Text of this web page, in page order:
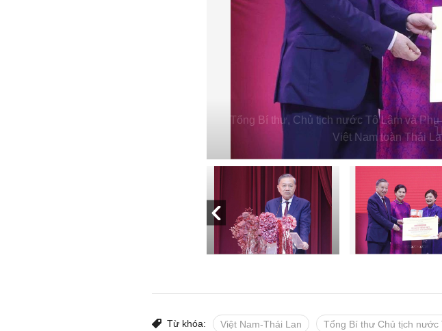
Tổng Bí thư, Chủ tịch nước Tô Lâm và
Việt Nam toàn Thái
Từ khóa: Việt Nam-Thái Lan Tổng Bí thư Chủ tịch nước